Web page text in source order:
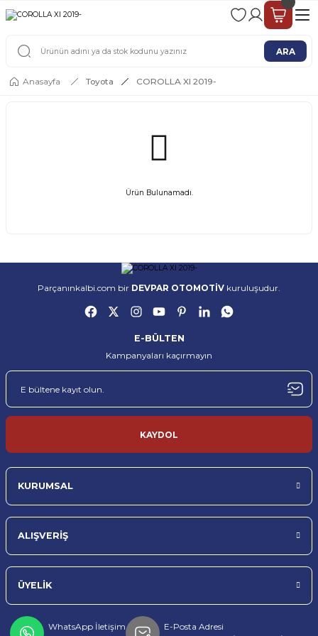
2 - 4 İŞ GÜNÜ İÇERİSİNDE KARGO
ARA
Anasayfa Toyota COROLLA XI 2019-
Ürün Bulunamadı.
ORİJİNAL ÜRÜN
%100 orijinal ürün garantisi
KARGO & GÖNDERİM
Hızlı kargo ve güvenli ambalaj
MÜŞTERİ DESTEĞİ
Profesyonel müşteri desteği
TÜRKİYE’NİN HER YERİNE
Toptan ve perakende satış imkanı
Parçanınkalbi.com bir DEVPAR OTOMOTİV kuruluşudur.
KURUMSAL
ALIŞVERİŞ
ÜYELİK
WhatsApp İletişim
E-Posta Adresi
E-BÜLTEN
Kampanyaları kaçırmayın
KAYDOL